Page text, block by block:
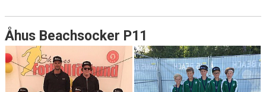
Åhus Beachsocker P11